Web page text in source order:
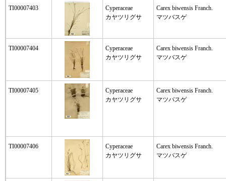
TI00007403
Cyperaceae
カヤツリグサ
Carex biwensis Franch.
マツバスゲ
TI00007404
Cyperaceae
カヤツリグサ
Carex biwensis Franch.
マツバスゲ
TI00007405
Cyperaceae
カヤツリグサ
Carex biwensis Franch.
マツバスゲ
TI00007406
Cyperaceae
カヤツリグサ
Carex biwensis Franch.
マツバスゲ